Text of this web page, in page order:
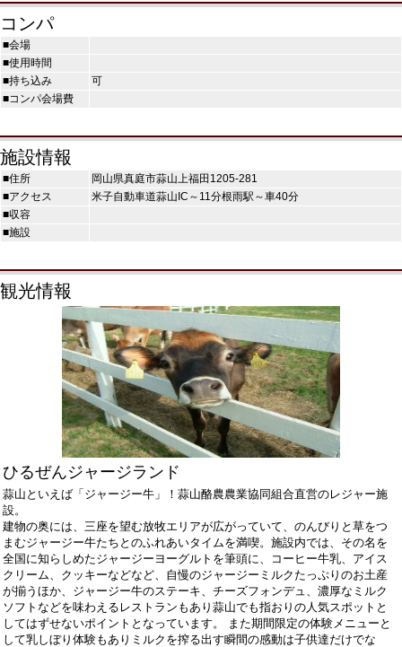
コンパ
■会場
■使用時間
■持ち込み
可
■コンパ会場費
施設情報
■住所
岡山県真庭市蒜山上福田1205-281
■アクセス
米子自動車道蒜山IC～11分根雨駅～車40分
■収容
■施設
観光情報
ひるぜんジャージランド
蒜山といえば「ジャージー牛」！蒜山酪農農業協同組合直営のレジャー施
設。
建物の奥には、三座を望む放牧エリアが広がっていて、のんびりと草をつ
まむジャージー牛たちとのふれあいタイムを満喫。施設内では、その名を
全国に知らしめたジャージーヨーグルトを筆頭に、コーヒー牛乳、アイス
クリーム、クッキーなどなど、自慢のジャージーミルクたっぷりのお土産
が揃うほか、ジャージー牛のステーキ、チーズフォンデュ、濃厚なミルク
ソフトなどを味わえるレストランもあり蒜山でも指おりの人気スポットと
してはずせないポイントとなっています。 また期間限定の体験メニューと
して乳しぼり体験もありミルクを搾る出す瞬間の感動は子供達だけでな